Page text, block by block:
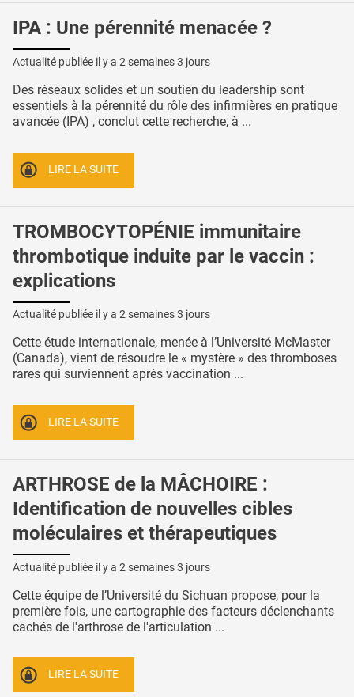
IPA : Une pérennité menacée ?
Actualité publiée il y a 2 semaines 3 jours
Des réseaux solides et un soutien du leadership sont
essentiels à la pérennité du rôle des infirmières en pratique
avancée (IPA) , conclut cette recherche, à ...
LIRE LA SUITE
TROMBOCYTOPÉNIE immunitaire
thrombotique induite par le vaccin :
explications
Actualité publiée il y a 2 semaines 3 jours
Cette étude internationale, menée à l’Université McMaster
(Canada), vient de résoudre le « mystère » des thromboses
rares qui surviennent après vaccination ...
LIRE LA SUITE
ARTHROSE de la MÂCHOIRE :
Identification de nouvelles cibles
moléculaires et thérapeutiques
Actualité publiée il y a 2 semaines 3 jours
Cette équipe de l’Université du Sichuan propose, pour la
première fois, une cartographie des facteurs déclenchants
cachés de l'arthrose de l'articulation ...
LIRE LA SUITE